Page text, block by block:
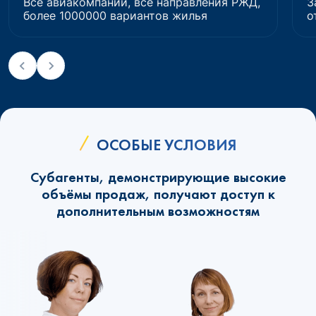
более 1000000 вариантов жилья
ОСОБЫЕ УСЛОВИЯ
Субагенты, демонстрирующие высокие
объёмы продаж, получают доступ к
дополнительным возможностям